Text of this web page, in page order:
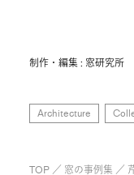
制作・編集 : 窓研究
Architecture
TOP／ 窓の事例集 ／